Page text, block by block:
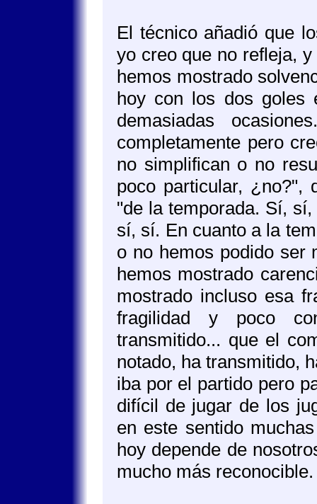
El técnico añadió que
yo creo que no refleja,
hemos mostrado
hoy con los dos goles
demasiadas
completamente pero
no simplifican o no
poco particular, ¿no?",
"de la temporada. Sí,
sí, sí. En cuanto a la
o no hemos podido ser
hemos mostrado
mostrado incluso esa
fragilidad y poco
transmitido... que el
notado, ha transmitido,
iba por el partido pero
difícil de jugar de los
en este sentido
hoy depende de
mucho más